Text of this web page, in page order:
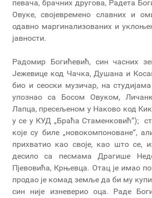
певача, брачних другова, Радета
Овуке, својевремено славних и
одавно маргинализованих и
јавности.
Радомир Богићевић, син часних
Јежевице код Чачка, Душана и
био и сеоски музичар, на
упознао са Босом Овуком,
Лапца, пресељеном у Наково код
у се у КУД „Браћа Стаменковић“);
које су биле „новокомпоноване“,
прихватио као своје, као што се,
десило са песмама Драгише
Пјевовића, Крњевца. Отац је имао
продао је комад земље да би му
син није изневерио оца. Раде